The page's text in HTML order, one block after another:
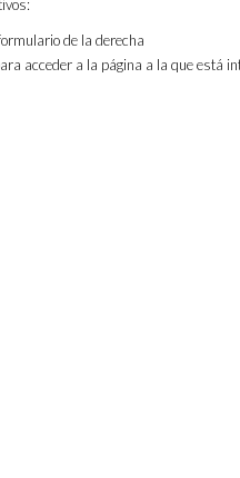
de la derecha
acceder a la página a la que está